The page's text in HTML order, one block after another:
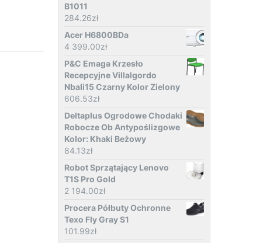
B1011
284.26zł
Acer H6800BDa
4 399.00zł
P&C Emaga Krzesło
Recepcyjne Villalgordo
Nbali15 Czarny Kolor Zielony
606.53zł
Deltaplus Ogrodowe Chodaki
Robocze Ob Antypoślizgowe
Kolor: Khaki Beżowy
84.13zł
Robot Sprzątający Lenovo
T1S Pro Gold
2 194.00zł
Procera Półbuty Ochronne
Texo Fly Gray S1
101.99zł